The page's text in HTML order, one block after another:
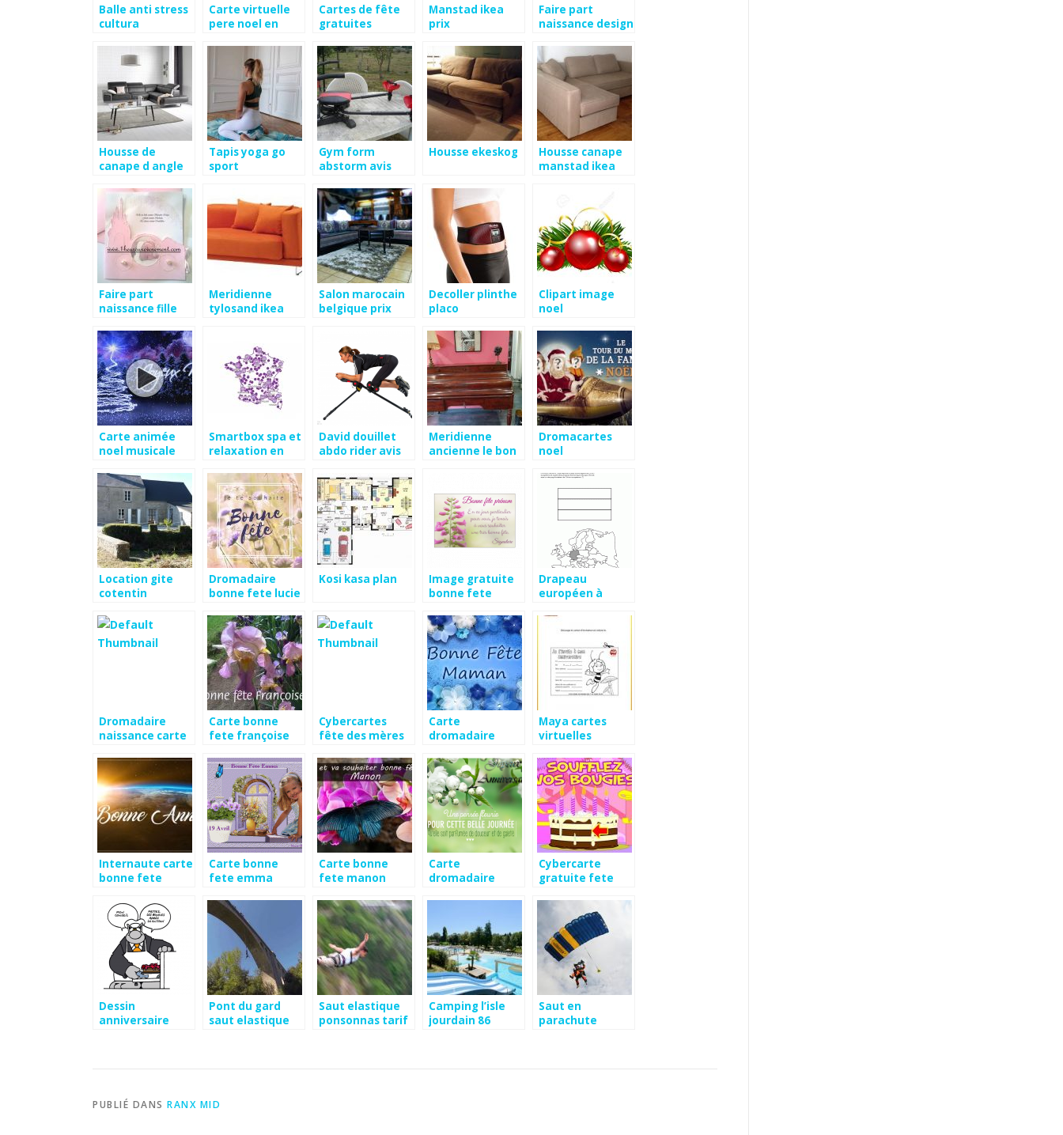
Balle anti stress
cultura
Carte virtuelle
pere noel en
Cartes de fête
gratuites
Manstad ikea
prix
Faire part
naissance design
Housse de
canape d angle
Tapis yoga go
sport
Gym form
abstorm avis
Housse ekeskog
Housse canape
manstad ikea
Faire part
naissance fille
Meridienne
tylosand ikea
Salon marocain
belgique prix
Decoller plinthe
placo
Clipart image
noel
Carte animée
noel musicale
Smartbox spa et
relaxation en
David douillet
abdo rider avis
Meridienne
ancienne le bon
Dromacartes
noel
Location gite
cotentin
Dromadaire
bonne fete lucie
Kosi kasa plan
Image gratuite
bonne fete
Drapeau
européen à
Dromadaire
naissance carte
Carte bonne
fete françoise
Cybercartes
fête des mères
Carte
dromadaire
maman
Maya cartes
virtuelles
Internaute carte
bonne fete
Carte bonne
fete emma
Carte bonne
fete manon
Carte
dromadaire
Cybercarte
gratuite fete
Dessin
anniversaire
Pont du gard
saut elastique
Saut elastique
ponsonnas tarif
Camping l’isle
jourdain 86
Saut en
parachute
PUBLIÉ DANS RANX MID